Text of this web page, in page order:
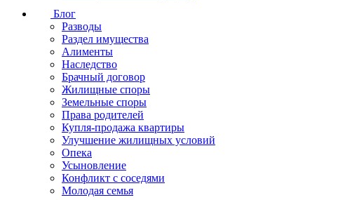
Блог
Разводы
Раздел имущества
Алименты
Наследство
Брачный договор
Жилищные споры
Земельные споры
Права родителей
Купля-продажа квартиры
Улучшение жилищных условий
Опека
Усыновление
Конфликт с соседями
Молодая семья